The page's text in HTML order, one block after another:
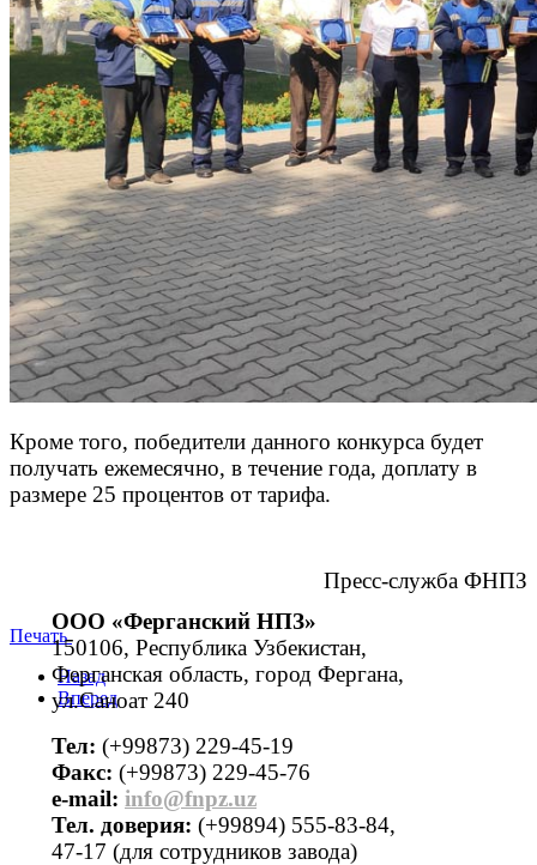
Кроме того, победители данного конкурса будет
получать ежемесячно, в течение года, доплату в
размере 25 процентов от тарифа.
Пресс-служба ФНПЗ
Печать
Назад
Вперед
ООО «Ферганский НПЗ»
150106, Республика Узбекистан,
Ферганская область, город Фергана,
ул.Саноат 240
Тел: (+99873) 229-45-19
Факс: (+99873) 229-45-76
е-mail: info@fnpz.uz
Тел. доверия: (+99894) 555-83-84,
47-17 (для сотрудников завода)